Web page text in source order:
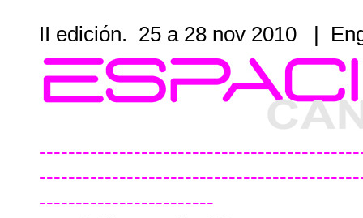
II edición. 25 a 28 nov 2010 |
------------------------